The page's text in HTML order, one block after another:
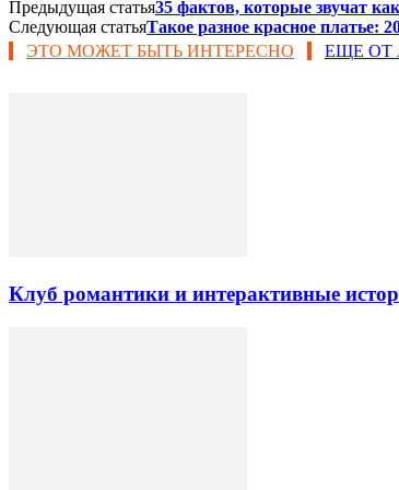
Предыдущая статья35 фактов, которые звучат
Следующая статьяТакое разное красное платье:
ЭТО МОЖЕТ БЫТЬ ИНТЕРЕСНО
ЕЩЕ ОТ
Клуб романтики и интерактивные